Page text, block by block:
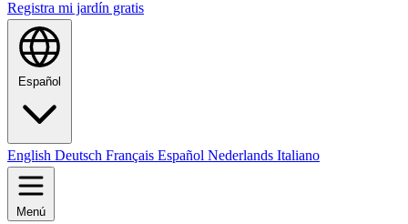
Registra mi jardín gratis
Español
English Deutsch Français Español Nederlands Italiano
Menú